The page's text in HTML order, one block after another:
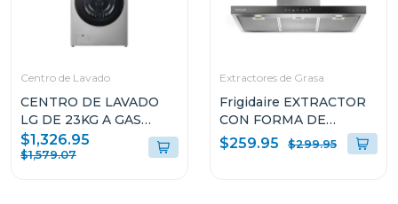
Centro de Lavado
CENTRO DE LAVADO
LG DE 23KG A GAS
COLOR GRIS
WM23VFXS6/DF74VFXS6B
$1,326.95
$1,579.07
Extractores de Grasa
Frigidaire EXTRACTOR
CON FORMA DE
CAMPANA DE 36" PARA
PARED L904EXI
$259.95 $299.95